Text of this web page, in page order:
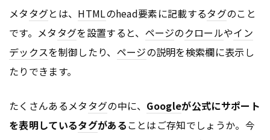
メタタグとは、 HTMLのhead要素に記載するタグのこと
です。メタタグを設置すると、 ページのクロールやイン
デックスを制御したり、 ページの説明を検索欄に表示し
たりできます。
たくさんあるメタタグの中に、 Googleが公式にサポート
を表明しているタグがあることはご存知でしょうか。今